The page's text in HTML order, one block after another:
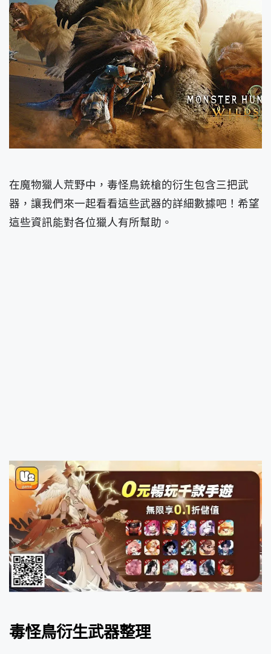
在魔物獵人荒野中，毒怪鳥銃槍的衍生包含三把武
器，讓我們來一起看看這些武器的詳細數據吧！希望
這些資訊能對各位獵人有所幫助。
毒怪鳥衍生武器整理